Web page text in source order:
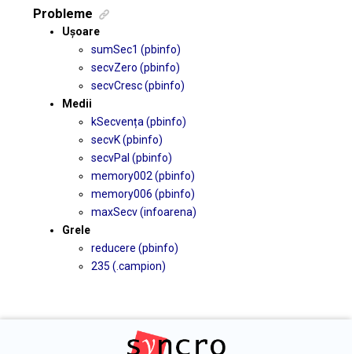
Probleme
Ușoare
sumSec1 (pbinfo)
secvZero (pbinfo)
secvCresc (pbinfo)
Medii
kSecvența (pbinfo)
secvK (pbinfo)
secvPal (pbinfo)
memory002 (pbinfo)
memory006 (pbinfo)
maxSecv (infoarena)
Grele
reducere (pbinfo)
235 (.campion)